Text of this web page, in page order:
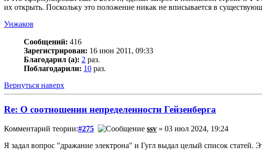
их открыть. Поскольку это положение никак не вписывается в
Унжаков
Сообщений: 416
Зарегистрирован: 16 июн 2011, 09:33
Благодарил (а): 2 раз.
Поблагодарили: 10 раз.
Вернуться наверх
Re: О соотношении непределенности Гейзенберга
Комментарий теории:#275 ssv » 03 июл 2024, 19:24
Я задал вопрос "дражание электрона" и Гугл выдал целый список